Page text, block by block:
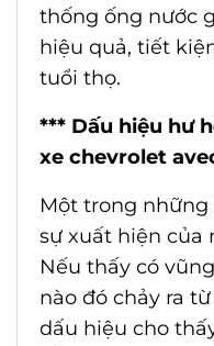
thống ống nước
hiệu quả, tiết
tuổi thọ.
*** Dấu hiệu hư
xe chevrolet
Một trong những
sự xuất hiện của
Nếu thấy có
nào đó chảy ra
dấu hiệu cho